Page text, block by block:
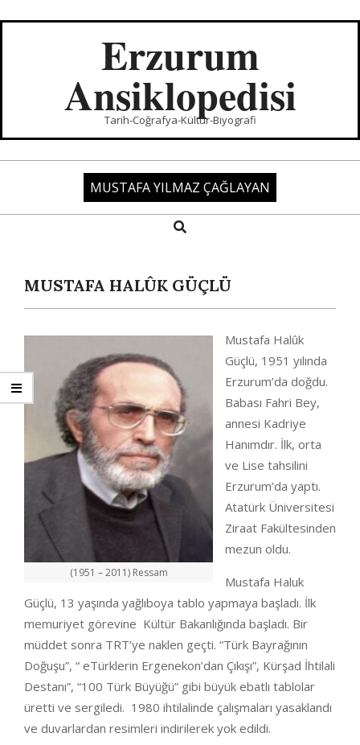
Erzurum
Ansiklopedisi
Tarih-Coğrafya-Kültür-Biyografi
MUSTAFA YILMAZ ÇAĞLAYAN
Search
MUSTAFA HALÛK GÜÇLÜ
(1951 – 2011) Ressam
Mustafa Halûk
Güçlü, 1951 yılında
Erzurum’da doğdu.
Babası Fahri Bey,
annesi Kadriye
Hanımdır. İlk, orta
ve Lise tahsilini
Erzurum’da yaptı.
Atatürk Üniversitesi
Ziraat Fakültesinden
mezun oldu.
Mustafa Haluk
Güçlü, 13 yaşında yağlıboya tablo yapmaya başladı. İlk
memuriyet görevine Kültür Bakanlığında başladı. Bir
müddet sonra TRT’ye naklen geçti. “Türk Bayrağının
Doğuşu”, “ eTürklerin Ergenekon’dan Çıkışı”, Kürşad İhtilali
Destanı”, “100 Türk Büyüğü” gibi büyük ebatlı tablolar
üretti ve sergiledi. 1980 ihtilalinde çalışmaları yasaklandı
ve duvarlardan resimleri indirilerek yok edildi.